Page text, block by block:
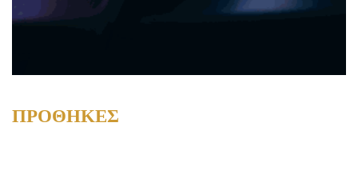
ΠΡΟΘΗΚΕΣ